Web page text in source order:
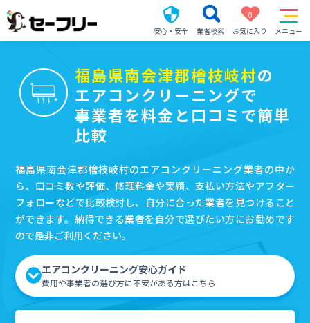
安心・安全 業者検索
0
お気に入り
メニュー
福島県南会津郡檜枝岐村の
エアコンクリーニングで
事業者を料金と口コミで簡単
比較
福島県南会津郡檜枝岐村のエアコンクリーニング業者の中か
ら、口コミ数や評価、修理料金や実績、支払い方法やアフター
フォローなどで比較検討し、自分に合った業者を見つけること
ができます。納得できる業者を自分で選びたい方にお勧めです
ので是非ご利用ください。
エアコンクリーニング安心ガイド
費用や事業者の選び方に不安がある方はこちら